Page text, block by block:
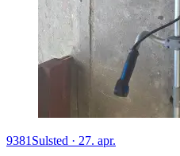
9381 Sulsted · 27. apr.